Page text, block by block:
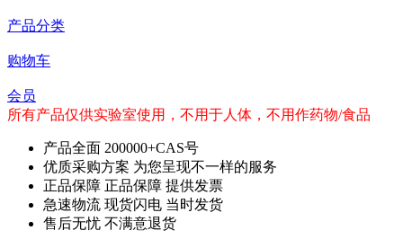
产品分类
购物车
会员
所有产品仅供实验室使用，不用于人体，不用作药物/食品
产品全面 200000+CAS号
优质采购方案 为您呈现不一样的服务
正品保障 正品保障 提供发票
急速物流 现货闪电 当时发货
售后无忧 不满意退货